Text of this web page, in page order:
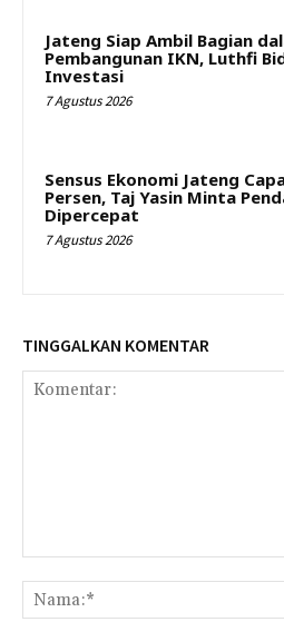
Jateng Siap Ambil Bagian
Pembangunan IKN, Luthfi
Investasi
7 Agustus 2026
Sensus Ekonomi Jateng
Persen, Taj Yasin Minta
Dipercepat
7 Agustus 2026
TINGGALKAN KOMENTAR